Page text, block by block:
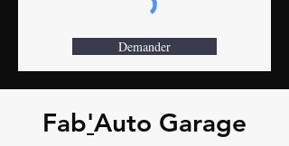
Demander
Fab'Auto Garage